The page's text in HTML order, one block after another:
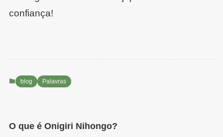
confiança!
blog Palavras
O que é Onigiri Nihongo?